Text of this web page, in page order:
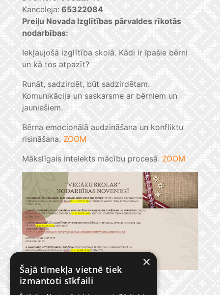
Kanceleja: 65322084
Preiļu Novada Izglītības pārvaldes rīkotās
nodarbības:
Iekļaujošā izglītība skolā. Kādi ir īpašie bērni
un kā tos atpazīt?
Runāt, sadzirdēt, būt sadzirdētam.
Komunikācija un saskarsme ar bērniem un
jauniešiem.
Bērna emocionālā audzināšana un konfliktu
risināšana. ZOOM
Mākslīgais intelekts mācību procesā. ZOOM
×
Šajā tīmekļa vietnē tiek
izmantoti sīkfaili